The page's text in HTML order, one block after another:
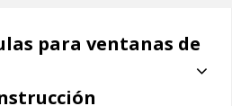
para ventanas de